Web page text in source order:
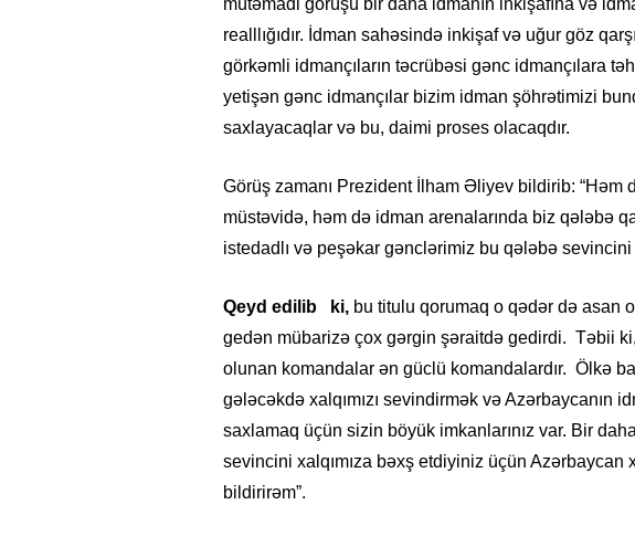
mütəmadi görüşü bir daha idmanın inkişafına və
realllığıdır. İdman sahəsində inkişaf və uğur göz
görkəmli idmançıların təcrübəsi gənc idmançılara
yetişən gənc idmançılar bizim idman şöhrətimizi
saxlayacaqlar və bu, daimi proses olacaqdır.
Görüş zamanı Prezident İlham Əliyev bildirib: “Həm
müstəvidə, həm də idman arenalarında biz qələbə
istedadlı və peşəkar gənclərimiz bu qələbə sevincini
Qeyd edilib ki, bu titulu qorumaq o qədər də asan
gedən mübarizə çox gərgin şəraitdə gedirdi. Təbii
olunan komandalar ən güclü komandalardır. Ölkə
gələcəkdə xalqımızı sevindirmək və Azərbaycanın
saxlamaq üçün sizin böyük imkanlarınız var. Bir
sevincini xalqımıza bəxş etdiyiniz üçün Azərbaycan
bildirirəm”.